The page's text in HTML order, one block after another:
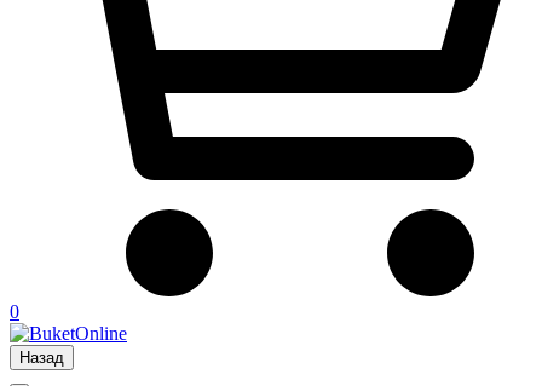
0
Назад